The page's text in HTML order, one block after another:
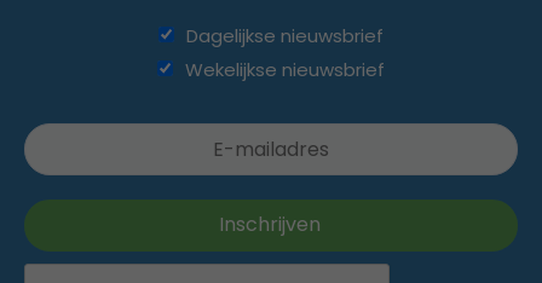
Dagelijkse nieuwsbrief
Wekelijkse nieuwsbrief